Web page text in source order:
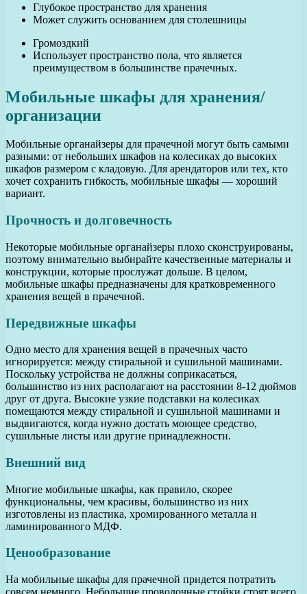
Глубокое пространство для хранения
Может служить основанием для столешницы
Громоздкий
Использует пространство пола, что является
преимуществом в большинстве прачечных.
Мобильные шкафы для хранения/
организации
Мобильные органайзеры для прачечной могут быть самыми
разными: от небольших шкафов на колесиках до высоких
шкафов размером с кладовую. Для арендаторов или тех, кто
хочет сохранить гибкость, мобильные шкафы — хороший
вариант.
Прочность и долговечность
Некоторые мобильные органайзеры плохо сконструированы,
поэтому внимательно выбирайте качественные материалы и
конструкции, которые прослужат дольше. В целом,
мобильные шкафы предназначены для кратковременного
хранения вещей в прачечной.
Передвижные шкафы
Одно место для хранения вещей в прачечных часто
игнорируется: между стиральной и сушильной машинами.
Поскольку устройства не должны соприкасаться,
большинство из них располагают на расстоянии 8-12 дюймов
друг от друга. Высокие узкие подставки на колесиках
помещаются между стиральной и сушильной машинами и
выдвигаются, когда нужно достать моющее средство,
сушильные листы или другие принадлежности.
Внешний вид
Многие мобильные шкафы, как правило, скорее
функциональны, чем красивы, большинство из них
изготовлены из пластика, хромированного металла и
ламинированного МДФ.
Ценообразование
На мобильные шкафы для прачечной придется потратить